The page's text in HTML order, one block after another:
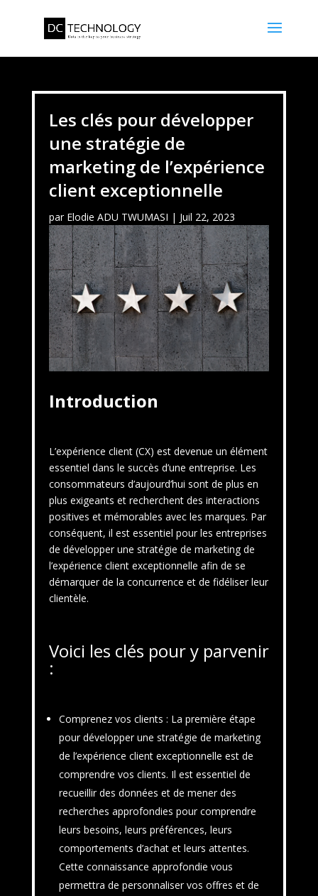
Les clés pour développer
une stratégie de
marketing de l’expérience
client exceptionnelle
par Elodie ADU TWUMASI | Juil 22, 2023
Introduction
L’expérience client (CX) est devenue un élément
essentiel dans le succès d’une entreprise. Les
consommateurs d’aujourd’hui sont de plus en
plus exigeants et recherchent des interactions
positives et mémorables avec les marques. Par
conséquent, il est essentiel pour les entreprises
de développer une stratégie de marketing de
l’expérience client exceptionnelle afin de se
démarquer de la concurrence et de fidéliser leur
clientèle.
Voici les clés pour y parvenir
:
Comprenez vos clients : La première étape
pour développer une stratégie de marketing
de l’expérience client exceptionnelle est de
comprendre vos clients. Il est essentiel de
recueillir des données et de mener des
recherches approfondies pour comprendre
leurs besoins, leurs préférences, leurs
comportements d’achat et leurs attentes.
Cette connaissance approfondie vous
permettra de personnaliser vos offres et de